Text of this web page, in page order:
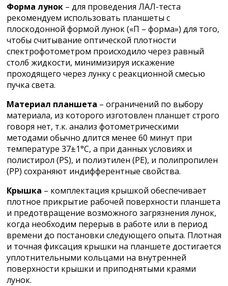
Форма лунок – для проведения ЛАЛ-теста
рекомендуем использовать планшеты с
плоскодонной формой лунок («П – форма») для того,
чтобы считывание оптической плотности
спектрофотометром происходило через равный
столб жидкости, минимизируя искажение
проходящего через лунку с реакционной смесью
пучка света.
Материал планшета – ограничений по выбору
материала, из которого изготовлен планшет строго
говоря нет, т.к. анализ фотометрическими
методами обычно длится менее 60 минут при
температуре 37±1°С, а при данных условиях и
полистирол (PS), и полиэтилен (PE), и полипропилен
(PP) сохраняют индифферентные свойства.
Крышка – комплектация крышкой обеспечивает
плотное прикрытие рабочей поверхности планшета
и предотвращение возможного загрязнения лунок,
когда необходим перерыв в работе или в период
времени до постановки следующего опыта. Плотная
и точная фиксация крышки на планшете достигается
уплотнительными кольцами на внутренней
поверхности крышки и приподнятыми краями
лунок.